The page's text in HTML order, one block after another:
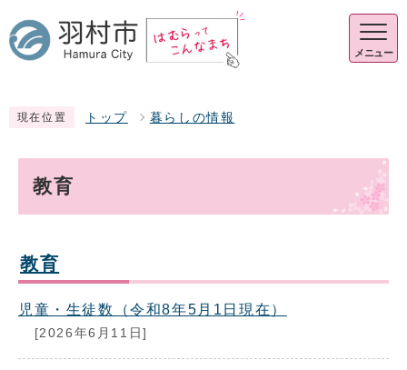
メニュー
現在位置 トップ 暮らしの情報
教育
教育
児童・生徒数（令和8年5月1日現在）
[2026年6月11日]